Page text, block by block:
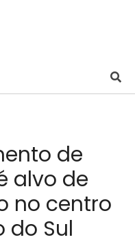
de
alvo de
no centro
do Sul